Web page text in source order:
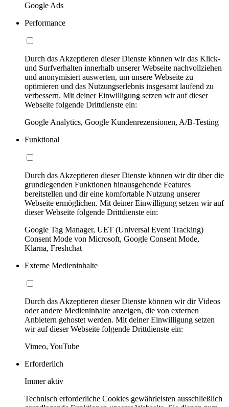
Google Ads
Performance
Durch das Akzeptieren dieser Dienste können wir das Klick-
und Surfverhalten innerhalb unserer Webseite nachvollziehen
und anonymisiert auswerten, um unsere Webseite zu
optimieren und das Nutzungserlebnis insgesamt laufend zu
verbessern. Mit deiner Einwilligung setzen wir auf dieser
Webseite folgende Drittdienste ein:
Google Analytics, Google Kundenrezensionen, A/B-Testing
Funktional
Durch das Akzeptieren dieser Dienste können wir dir über die
grundlegenden Funktionen hinausgehende Features
bereitstellen und dir eine komfortable Nutzung unserer
Webseite ermöglichen. Mit deiner Einwilligung setzen wir auf
dieser Webseite folgende Drittdienste ein:
Google Tag Manager, UET (Universal Event Tracking)
Consent Mode von Microsoft, Google Consent Mode,
Klarna, Freshchat
Externe Medieninhalte
Durch das Akzeptieren dieser Dienste können wir dir Videos
oder andere Medieninhalte anzeigen, die von externen
Anbietern gehostet werden. Mit deiner Einwilligung setzen
wir auf dieser Webseite folgende Drittdienste ein:
Vimeo, YouTube
Erforderlich
Immer aktiv
Technisch erforderliche Cookies gewährleisten ausschließlich